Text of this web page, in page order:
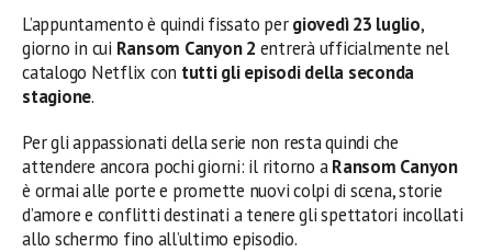
L’appuntamento è quindi fissato pergiovedì 23 luglio,
giorno in cui Ransom Canyon 2 entrerà ufficialmente nel
catalogo Netflix con tutti gli episodi della seconda
stagione.
Per gli appassionati della serie non resta quindi che
attendere ancora pochi giorni: il ritorno aRansom Canyon
è ormai alle porte e promette nuovi colpi di scena, storie
d’amore e conflitti destinati a tenere gli spettatori incollati
allo schermo fino all’ultimo episodio.